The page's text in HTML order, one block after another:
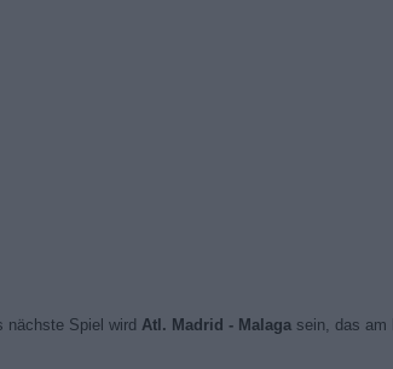
nächste Spiel wird Atl. Madrid - Malagasein, das am